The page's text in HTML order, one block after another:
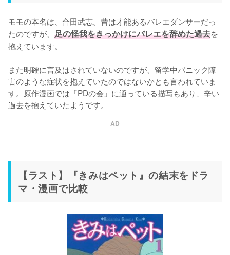
モモの本名は、合田武志。昔は才能あるバレエダンサーだっ
たのですが、 足の怪我をきっかけにバレエを辞めた過去を
抱えています。
また明確に言及はされていないのですが、留学中パニック障
害のような症状を抱えていたのではないかとも言われていま
す。原作漫画では「PDの会」に通っている描写もあり、辛い
過去を抱えていたようです。
AD
【ラスト】『きみはペット』の結末をドラ
マ・漫画で比較